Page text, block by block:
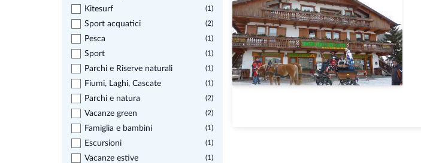
Kitesurf (1)
Sport acquatici (2)
Pesca (1)
Sport (1)
Parchi e Riserve naturali (1)
Fiumi, Laghi, Cascate (1)
Parchi e natura (2)
Vacanze green (2)
Famiglia e bambini (1)
Escursioni (1)
Vacanze estive (1)